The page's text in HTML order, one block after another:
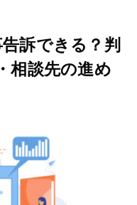
訴できる？判
相談先の進め